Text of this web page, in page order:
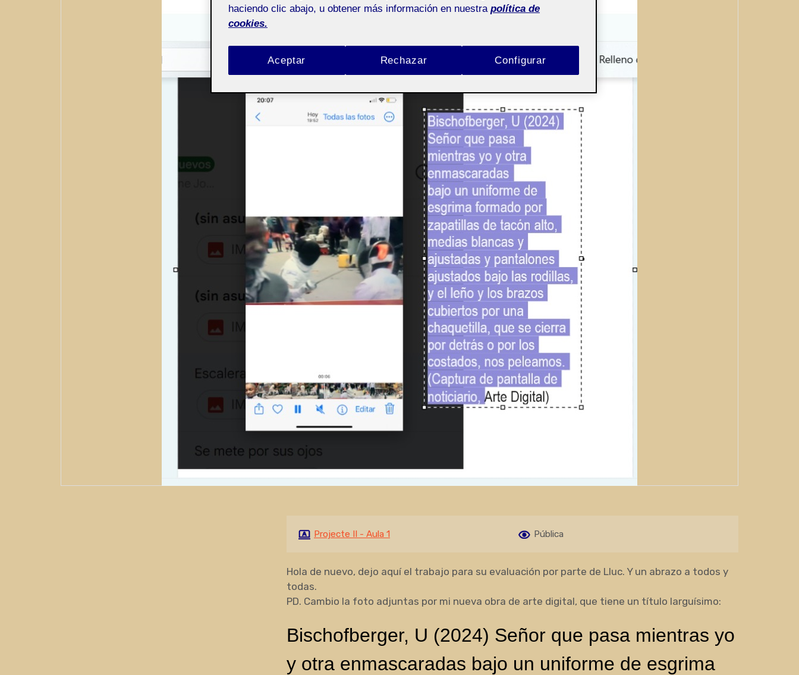
Projecte II - Aula 1 Pública
Hola de nuevo, dejo aquí el trabajo para su evaluación por parte de Lluc. Y un abrazo a todos y
todas.
PD. Cambio la foto adjuntas por mi nueva obra de arte digital, que tiene un título larguísimo:
Bischofberger, U (2024) Señor que pasa mientras yo
y otra enmascaradas bajo un uniforme de esgrima
haciendo clic abajo, u obtener más información en nuestra política de
cookies.
Rechazar
Aceptar Configurar